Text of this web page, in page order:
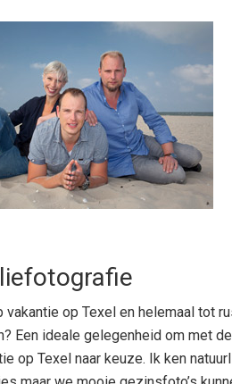
vakantie op Texel en helemaal tot
Een ideale gelegenheid om met
op Texel naar keuze. Ik ken